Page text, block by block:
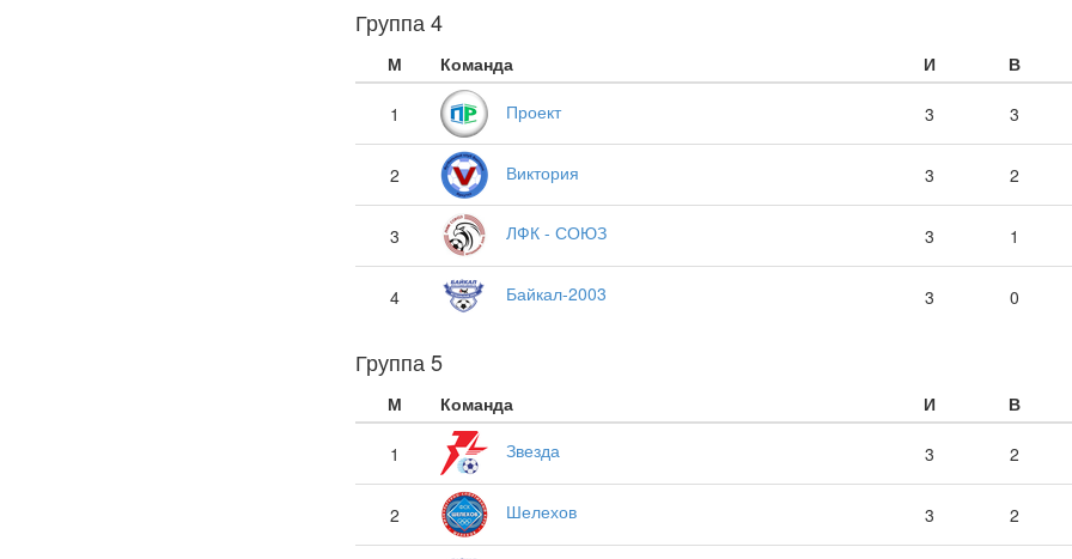
Группа 4
М Команда И В
1 Проект 3 3
2 Виктория 3 2
3 ЛФК - СОЮЗ 3 1
4 Байкал-2003 3 0
Группа 5
М Команда И В
1 Звезда 3 2
2 Шелехов 3 2